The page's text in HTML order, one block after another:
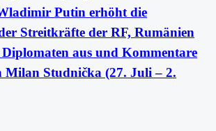
Putin erhöht die
Streitkräfte der RF, Rumänien
Diplomaten aus und Kommentare
Milan Studnička (27. Juli – 2.